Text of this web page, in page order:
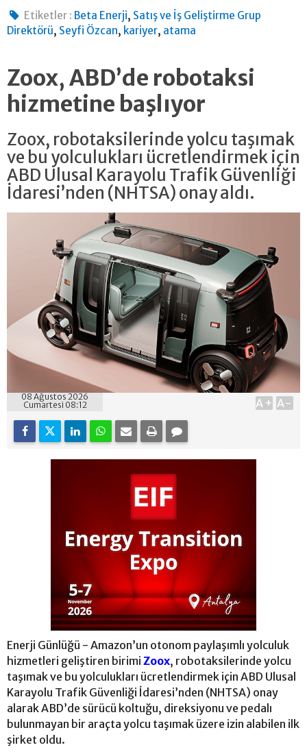
Etiketler : Beta Enerji, Satış ve İş Geliştirme Grup
Direktörü, Seyfi Özcan, kariyer, atama
Zoox, ABD’de robotaksi
hizmetine başlıyor
Zoox, robotaksilerinde yolcu taşımak
ve bu yolculukları ücretlendirmek için
ABD Ulusal Karayolu Trafik Güvenliği
İdaresi’nden (NHTSA) onay aldı.
08 Ağustos 2026
Cumartesi 08:12
A+ A-
Enerji Günlüğü - Amazon’un otonom paylaşımlı yolculuk
hizmetleri geliştiren birimi Zoox, robotaksilerinde yolcu
taşımak ve bu yolculukları ücretlendirmek için ABD Ulusal
Karayolu Trafik Güvenliği İdaresi’nden (NHTSA) onay
alarak ABD’de sürücü koltuğu, direksiyonu ve pedalı
bulunmayan bir araçta yolcu taşımak üzere izin alabilen ilk
şirket oldu.